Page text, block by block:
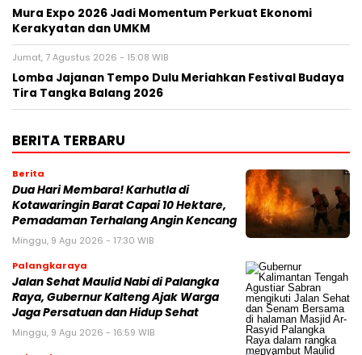
Mura Expo 2026 Jadi Momentum Perkuat Ekonomi
Kerakyatan dan UMKM
Jumat, 7 Agustus 2026 - 15:08 WIB
Lomba Jajanan Tempo Dulu Meriahkan Festival Budaya
Tira Tangka Balang 2026
BERITA TERBARU
Berita
Dua Hari Membara! Karhutla di
Kotawaringin Barat Capai 10 Hektare,
Pemadaman Terhalang Angin Kencang
Minggu, 9 Agu 2026 - 17:30 WIB
Palangkaraya
Jalan Sehat Maulid Nabi di Palangka
Raya, Gubernur Kalteng Ajak Warga
Jaga Persatuan dan Hidup Sehat
Minggu, 9 Agu 2026 - 16:59 WIB